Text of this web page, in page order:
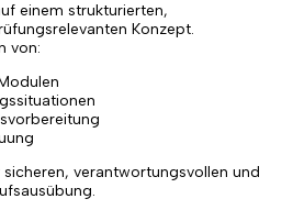
einem strukturierten,
Konzept.
von:
verantwortungsvollen und